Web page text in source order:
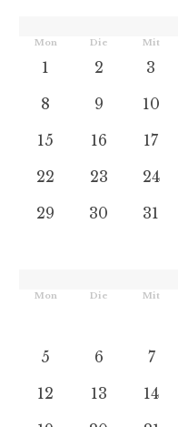
Mon Die Mit
1 2 3
8
9 10
15
16 17
22
23 24
29
30 31
Mon Die Mit
5
6 7
12
13 14